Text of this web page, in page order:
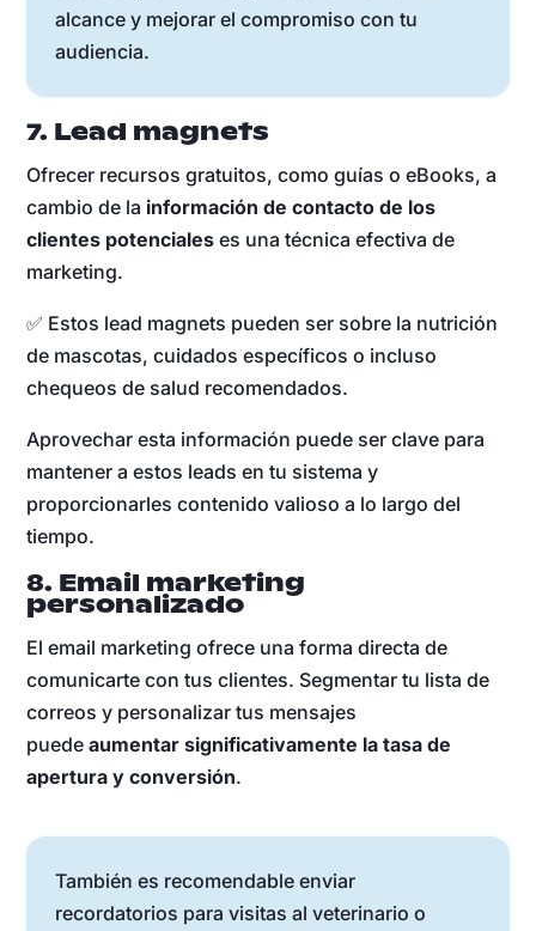
alcance y mejorar el compromiso con tu
audiencia.
7. Lead magnets
Ofrecer recursos gratuitos, como guías o eBooks, a
cambio de la información de contacto de los
clientes potenciales es una técnica efectiva de
marketing.
✅ Estos lead magnets pueden ser sobre la nutrición
de mascotas, cuidados específicos o incluso
chequeos de salud recomendados.
Aprovechar esta información puede ser clave para
mantener a estos leads en tu sistema y
proporcionarles contenido valioso a lo largo del
tiempo.
8. Email marketing
personalizado
El email marketing ofrece una forma directa de
comunicarte con tus clientes. Segmentar tu lista de
correos y personalizar tus mensajes
puedeaumentar significativamente la tasa de
apertura y conversión.
También es recomendable enviar
recordatorios para visitas al veterinario o